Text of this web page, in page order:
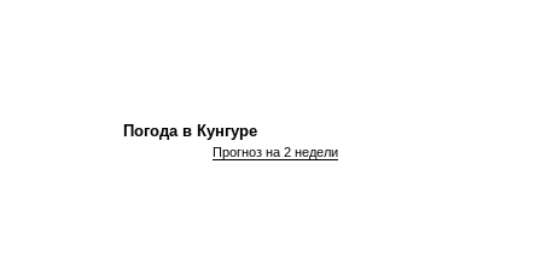
Погода в Кунгуре
Прогноз на 2 недели